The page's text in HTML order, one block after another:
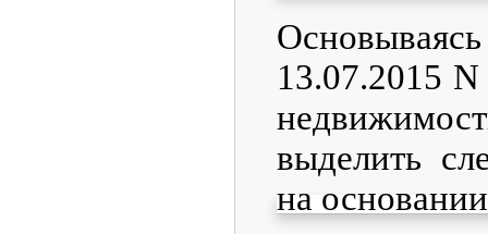
13.07.2015
выделить
на